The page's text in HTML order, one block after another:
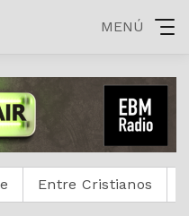
MENÚ
Entre Cristianos